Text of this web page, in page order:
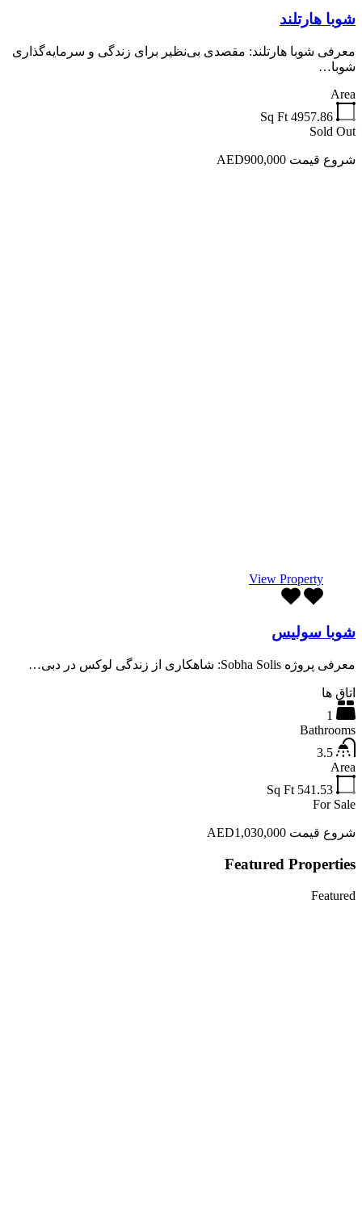
شوبا هارتلند
معرفی شوبا هارتلند: مقصدی بی‌نظیر برای زندگی و سرمایه‌گذاری
شوبا…
Area
4957.86
Sq Ft
Sold Out
شروع قیمت AED900,000
View Property
شوبا سولیس
معرفی پروژه Sobha Solis: شاهکاری از زندگی لوکس در دبی…
اتاق ها
1
Bathrooms
3.5
Area
541.53
Sq Ft
For Sale
شروع قیمت AED1,030,000
Featured Properties
Featured